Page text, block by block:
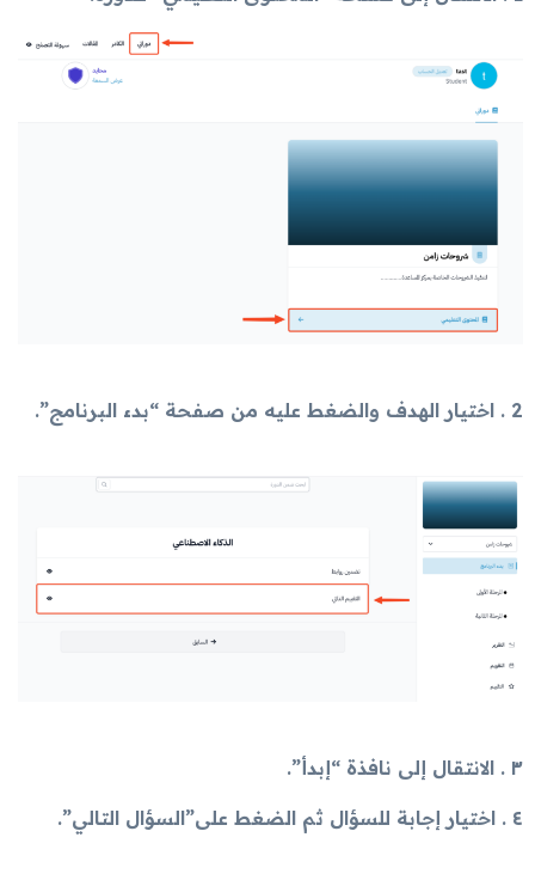
2 . اختيار الهدف والضغط عليه من صفحة “بدء البرنامج”.
٣ . الانتقال إلى نافذة “إبدأ”.
٤ . اختيار إجابة للسؤال ثم الضغط على”السؤال التالي”.